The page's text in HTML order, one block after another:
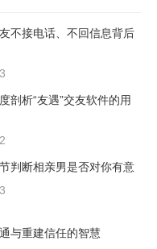
不接电话、不回信息背后
剖析“友遇”交友软件的用
判断相亲男是否对你有意
与重建信任的智慧